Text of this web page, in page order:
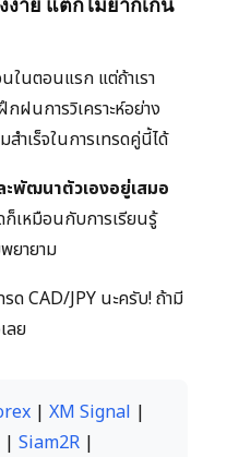
ง่าย แต่ก็ไม่ยากเกิน
ในตอนแรก แต่ถ้าเรา
ฝนการวิเคราะห์อย่าง
สำเร็จในการเทรดคู่นี้ได้
พัฒนาตัวเองอยู่เสมอ
ก็เหมือนกับการเรียนรู้
ยายาม
ด CAD/JPY นะครับ! ถ้ามี
ลย
| XM Signal |
| Siam2R |